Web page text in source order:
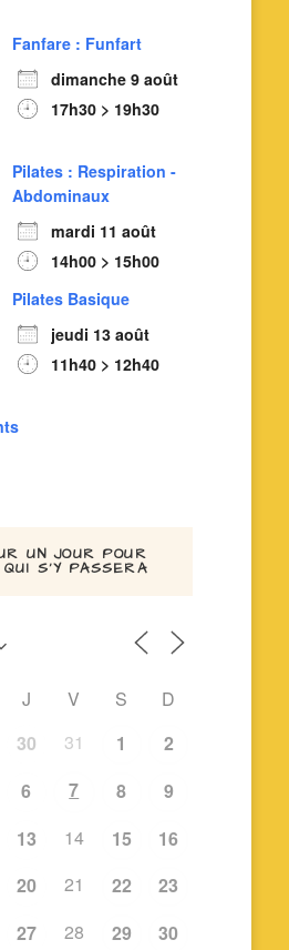
Fanfare : Funfart
dimanche 9 août
17h30 > 19h30
Pilates : Respiration -
Abdominaux
mardi 11 août
14h00 > 15h00
Pilates Basique
jeudi 13 août
11h40 > 12h40
UN JOUR POUR
S’Y PASSERA
J V S
D
30 31 1
2
6 7 8
9
13 14 15
16
20 21 22
23
27 28 29
30